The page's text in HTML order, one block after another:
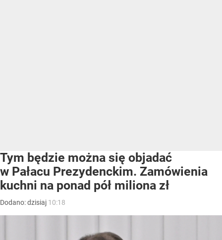
Tym będzie można się objadać
w Pałacu Prezydenckim. Zamówienia
kuchni na ponad pół miliona zł
Dodano:dzisiaj 10:18